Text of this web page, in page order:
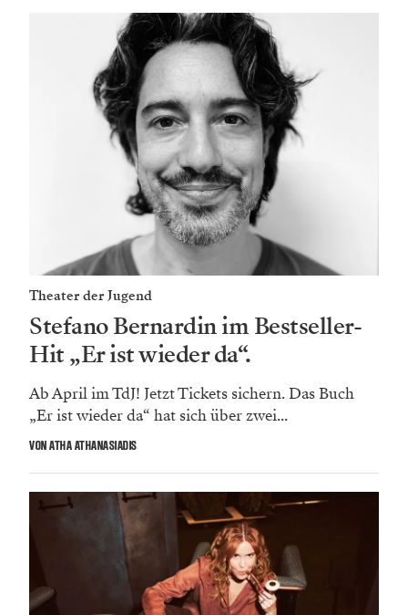
Theater der Jugend
Stefano Bernardin im Bestseller-
Hit „Er ist wieder da“.
Ab April im TdJ! Jetzt Tickets sichern. Das Buch
„Er ist wieder da“ hat sich über zwei...
VON ATHA ATHANASIADIS